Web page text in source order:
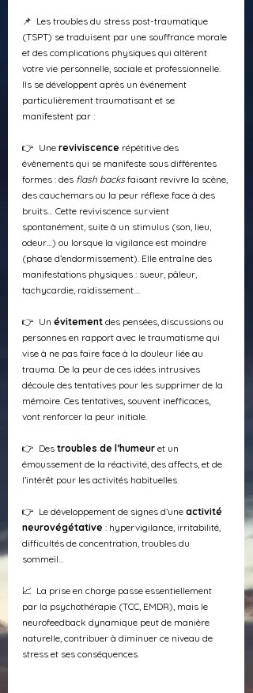
📌  Les troubles du stress post-traumatique
(TSPT) se traduisent par une souffrance morale
et des complications physiques qui altèrent
votre vie personnelle, sociale et professionnelle.
Ils se développent après un événement
particulièrement traumatisant et se
manifestent par :
👉  Une reviviscence répétitive des
évènements qui se manifeste sous différentes
formes : des flash backs faisant revivre la scène,
des cauchemars ou la peur réflexe face à des
bruits… Cette reviviscence survient
spontanément, suite à un stimulus (son, lieu,
odeur…) ou lorsque la vigilance est moindre
(phase d’endormissement). Elle entraîne des
manifestations physiques : sueur, pâleur,
tachycardie, raidissement....
👉  Un évitement des pensées, discussions ou
personnes en rapport avec le traumatisme qui
vise à ne pas faire face à la douleur liée au
trauma. De la peur de ces idées intrusives
découle des tentatives pour les supprimer de la
mémoire. Ces tentatives, souvent inefficaces,
vont renforcer la peur initiale.
👉  Des troubles de l’humeur et un
émoussement de la réactivité, des affects, et de
l’intérêt pour les activités habituelles.
👉  Le développement de signes d’une activité
neurovégétative : hypervigilance, irritabilité,
difficultés de concentration, troubles du
sommeil…
📈  La prise en charge passe essentiellement
par la psychothérapie (TCC, EMDR), mais le
neurofeedback dynamique peut de manière
naturelle, contribuer à diminuer ce niveau de
stress et ses conséquences.